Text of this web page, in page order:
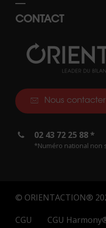
CONTACT
Nous contacter
02 43 72 25 88 *
*Numéro national non
© ORIENTACTION®
CGU
CGU